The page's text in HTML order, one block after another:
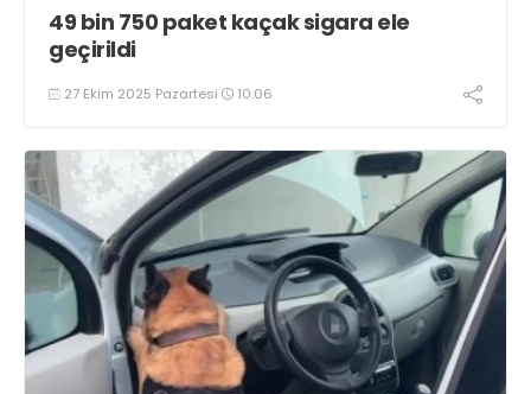
49 bin 750 paket kaçak sigara ele
geçirildi
27 Ekim 2025 Pazartesi 10:06